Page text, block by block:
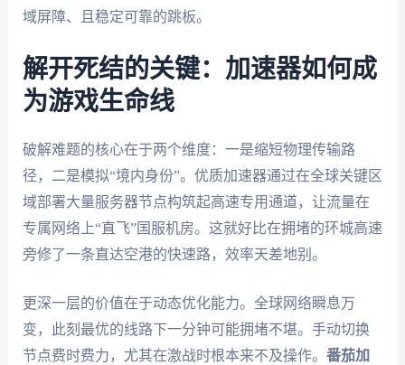
域屏障、且稳定可靠的跳板。
解开死结的关键：加速器如何成
为游戏生命线
破解难题的核心在于两个维度：一是缩短物理传输路
径，二是模拟“境内身份”。优质加速器通过在全球关键区
域部署大量服务器节点构筑起高速专用通道，让流量在
专属网络上“直飞”国服机房。这就好比在拥堵的环城高速
旁修了一条直达空港的快速路，效率天差地别。
更深一层的价值在于动态优化能力。全球网络瞬息万
变，此刻最优的线路下一分钟可能拥堵不堪。手动切换
节点费时费力，尤其在激战时根本来不及操作。 番茄加